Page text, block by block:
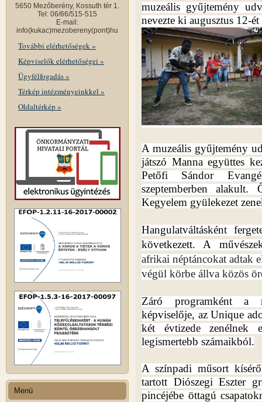
5650 Mezőberény, Kossuth tér 1.
Tel: 06/66/515-515
E-mail:
info(kukac)mezobereny(pont)hu
További elérhetőségek »
Képviselők elérhetőségei »
Ügyfélfogadás »
Térkép intézményeinkkel »
Oldaltérkép »
Menü
muzeális gyűjtemény
nevezte ki augusztus 12-
A muzeális gyűjtemény
játszó Manna együttes
Petőfi Sándor
szeptemberben
Kegyelem gyülekezet
Hangulatváltásként
következett. A
afrikai néptáncokat adtak
végül körbe állva közös
Záró programként a
képviselője, az Unique
két évtizede zenélnek
legismertebb számaikból.
A színpadi műsort
tartott Diószegi Eszter
pincéjébe öttagú